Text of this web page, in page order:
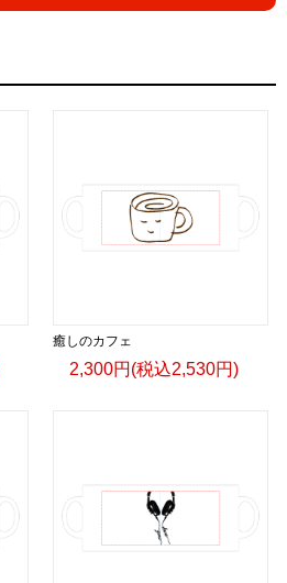
癒しのカフェ
2,300円(税込2,530円)